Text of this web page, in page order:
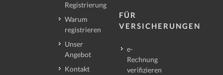
Registrierung
Warum
registrieren
Unser
Angebot
Kontakt
FÜR
VERSICHERUNGEN
e-
Rechnung
verifizieren